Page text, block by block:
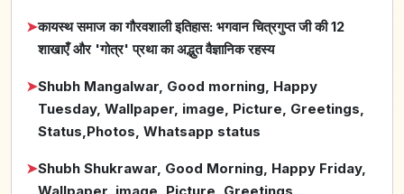
➤कायस्थ समाज का गौरवशाली इतिहास: भगवान चित्रगुप्त जी की 12
शाखाएँ और 'गोत्र' प्रथा का अद्भुत वैज्ञानिक रहस्य
➤Shubh Mangalwar, Good morning, Happy
Tuesday, Wallpaper, image, Picture, Greetings,
Status,Photos, Whatsapp status
➤Shubh Shukrawar, Good Morning, Happy Friday,